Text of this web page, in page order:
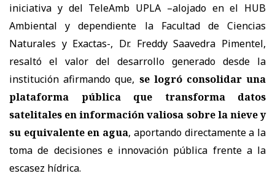
iniciativa y del TeleAmb UPLA –alojado en el HUB
Ambiental y dependiente la Facultad de Ciencias
Naturales y Exactas-, Dr. Freddy Saavedra Pimentel,
resaltó el valor del desarrollo generado desde la
institución afirmando que, se logró consolidar una
plataforma pública que transforma datos
satelitales en información valiosa sobre la nieve y
su equivalente en agua, aportando directamente a la
toma de decisiones e innovación pública frente a la
escasez hídrica.